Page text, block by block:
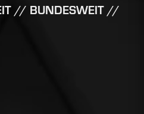
// BUNDESWEIT //